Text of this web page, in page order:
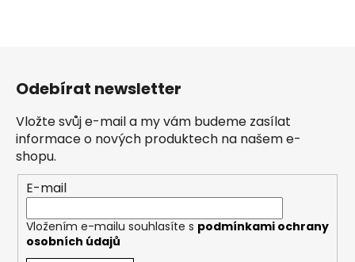
Odebírat newsletter
Vložte svůj e-mail a my vám budeme zasílat
informace o nových produktech na našem e-
shopu.
E-mail
Vložením e-mailu souhlasíte s podmínkami ochrany
osobních údajů